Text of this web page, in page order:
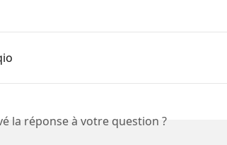
la réponse à votre question ?